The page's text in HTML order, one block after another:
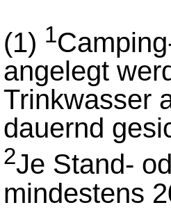
(1) 1
angelegt
Trinkwasser
dauernd
2Je Stand-
mindestens